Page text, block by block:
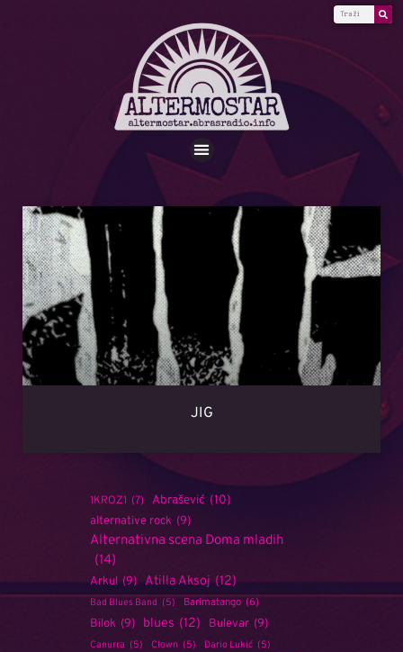
JIG
1KROZ1 (7) Abrašević (10)
alternative rock (9)
Alternativna scena Doma mladih
(14)
Arkul (9) Atilla Aksoj (12)
Bad Blues Band (5) Barimatango (6)
Bilok (9) blues (12) Bulevar (9)
Canurra (5) Clown (5) Dario Lukić (5)